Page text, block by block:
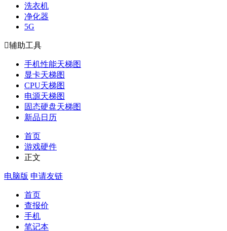
洗衣机
净化器
5G
辅助工具
手机性能天梯图
显卡天梯图
CPU天梯图
电源天梯图
固态硬盘天梯图
新品日历
首页
游戏硬件
正文
电脑版 申请友链
首页
查报价
手机
笔记本